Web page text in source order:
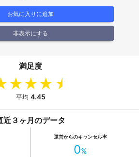
お気に入りに追加
非表示にする
満足度
平均 4.45
近３ヶ月のデータ
運営からのキャンセル率
0%